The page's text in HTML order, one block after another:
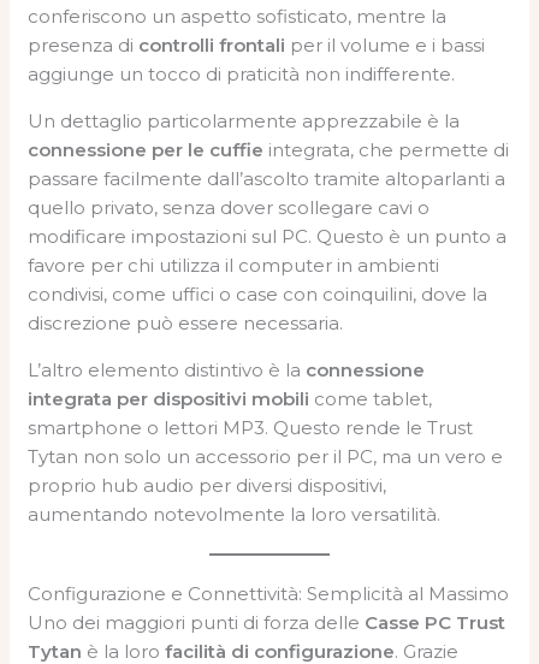
conferiscono un aspetto sofisticato, mentre la
presenza di controlli frontali per il volume e i bassi
aggiunge un tocco di praticità non indifferente.
Un dettaglio particolarmente apprezzabile è la
connessione per le cuffie integrata, che permette di
passare facilmente dall’ascolto tramite altoparlanti a
quello privato, senza dover scollegare cavi o
modificare impostazioni sul PC. Questo è un punto a
favore per chi utilizza il computer in ambienti
condivisi, come uffici o case con coinquilini, dove la
discrezione può essere necessaria.
L’altro elemento distintivo è la connessione
integrata per dispositivi mobili come tablet,
smartphone o lettori MP3. Questo rende le Trust
Tytan non solo un accessorio per il PC, ma un vero e
proprio hub audio per diversi dispositivi,
aumentando notevolmente la loro versatilità.
Configurazione e Connettività: Semplicità al Massimo
Uno dei maggiori punti di forza delle Casse PC Trust
Tytan è la lorofacilità di configurazione. Grazie